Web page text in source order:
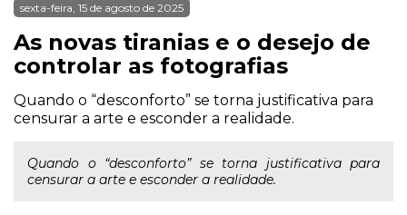
sexta-feira, 15 de agosto de 2025
As novas tiranias e o desejo de
controlar as fotografias
Quando o “desconforto” se torna justificativa para
censurar a arte e esconder a realidade.
Quando o “desconforto” se torna justificativa para
censurar a arte e esconder a realidade.